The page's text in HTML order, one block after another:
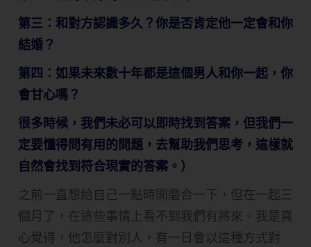
第三：和對方認識多久？你是否肯定他一定會和你
結婚？
第四：如果未來數十年都是這個男人和你一起，你
會甘心嗎？
很多時候，我們未必可以即時找到答案，但我們一
定要懂得問有用的問題，去幫助我們思考，這樣就
自然會找到符合現實的答案。）
之前一直想給自己一點時間磨合一下，但在一起三
個月了，在這些事情上看不到我們有將來。我是真
心覺得，他怎麼對別人，有一日會以這種方式對